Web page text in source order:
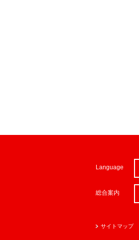
Language
総合案内
サイトマップ